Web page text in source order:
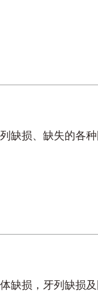
缺损、缺失的各
缺损，牙列缺损